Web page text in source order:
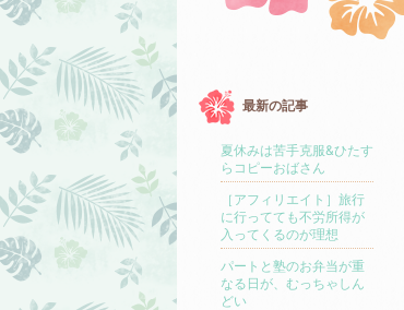
最新の記事
夏休みは苦手克服&ひたす
らコピーおばさん
［アフィリエイト］旅行
に行ってても不労所得が
入ってくるのが理想
パートと塾のお弁当が重
なる日が、むっちゃしん
どい